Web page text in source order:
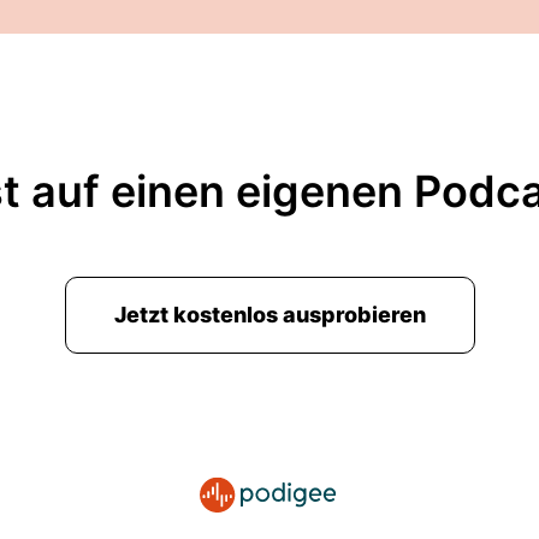
auf einen eigenen
Jetzt kostenlos ausprobieren